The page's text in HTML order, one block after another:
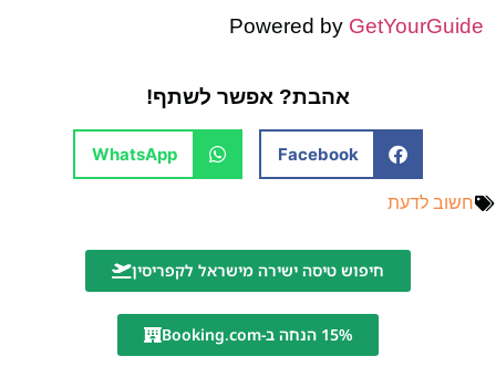
Powered by GetYourGuide
אהבת? אפשר לשתף!
Facebook
WhatsApp
חשוב לדעת
חיפוש טיסה ישירה מישראל לקפריסין
15% הנחה ב-Booking.com